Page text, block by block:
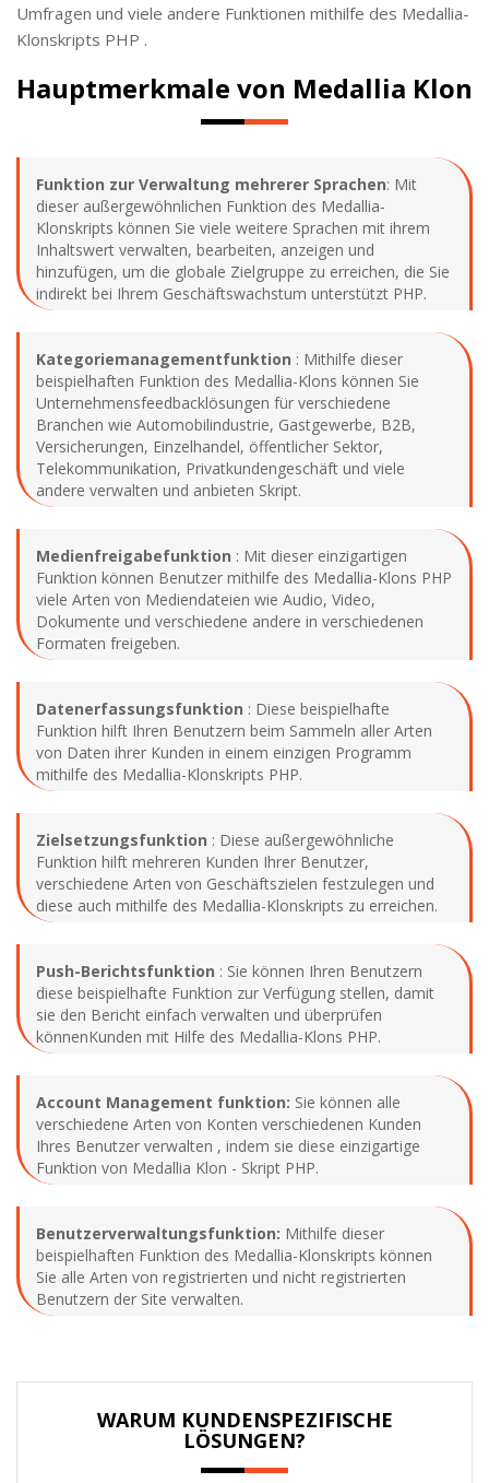
Umfragen und viele andere Funktionen mithilfe des Medallia-
Klonskripts PHP .
Hauptmerkmale von Medallia Klon
Funktion zur Verwaltung mehrerer Sprachen: Mit
dieser außergewöhnlichen Funktion des Medallia-
Klonskripts können Sie viele weitere Sprachen mit ihrem
Inhaltswert verwalten, bearbeiten, anzeigen und
hinzufügen, um die globale Zielgruppe zu erreichen, die Sie
indirekt bei Ihrem Geschäftswachstum unterstützt PHP.
Kategoriemanagementfunktion : Mithilfe dieser
beispielhaften Funktion des Medallia-Klons können Sie
Unternehmensfeedbacklösungen für verschiedene
Branchen wie Automobilindustrie, Gastgewerbe, B2B,
Versicherungen, Einzelhandel, öffentlicher Sektor,
Telekommunikation, Privatkundengeschäft und viele
andere verwalten und anbieten Skript.
Medienfreigabefunktion : Mit dieser einzigartigen
Funktion können Benutzer mithilfe des Medallia-Klons PHP
viele Arten von Mediendateien wie Audio, Video,
Dokumente und verschiedene andere in verschiedenen
Formaten freigeben.
Datenerfassungsfunktion : Diese beispielhafte
Funktion hilft Ihren Benutzern beim Sammeln aller Arten
von Daten ihrer Kunden in einem einzigen Programm
mithilfe des Medallia-Klonskripts PHP.
Zielsetzungsfunktion : Diese außergewöhnliche
Funktion hilft mehreren Kunden Ihrer Benutzer,
verschiedene Arten von Geschäftszielen festzulegen und
diese auch mithilfe des Medallia-Klonskripts zu erreichen.
Push-Berichtsfunktion : Sie können Ihren Benutzern
diese beispielhafte Funktion zur Verfügung stellen, damit
sie den Bericht einfach verwalten und überprüfen
könnenKunden mit Hilfe des Medallia-Klons PHP.
Account Management funktion: Sie können alle
verschiedene Arten von Konten verschiedenen Kunden
Ihres Benutzer verwalten , indem sie diese einzigartige
Funktion von Medallia Klon - Skript PHP.
Benutzerverwaltungsfunktion: Mithilfe dieser
beispielhaften Funktion des Medallia-Klonskripts können
Sie alle Arten von registrierten und nicht registrierten
Benutzern der Site verwalten.
WARUM KUNDENSPEZIFISCHE
LÖSUNGEN?